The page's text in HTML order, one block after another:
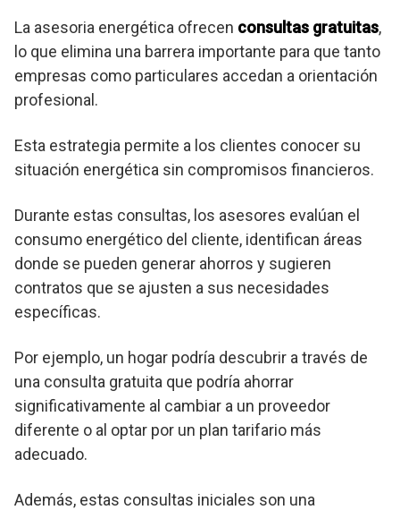
La asesoria energética ofrecen consultas gratuitas,
lo que elimina una barrera importante para que tanto
empresas como particulares accedan a orientación
profesional.
Esta estrategia permite a los clientes conocer su
situación energética sin compromisos financieros.
Durante estas consultas, los asesores evalúan el
consumo energético del cliente, identifican áreas
donde se pueden generar ahorros y sugieren
contratos que se ajusten a sus necesidades
específicas.
Por ejemplo, un hogar podría descubrir a través de
una consulta gratuita que podría ahorrar
significativamente al cambiar a un proveedor
diferente o al optar por un plan tarifario más
adecuado.
Además, estas consultas iniciales son una